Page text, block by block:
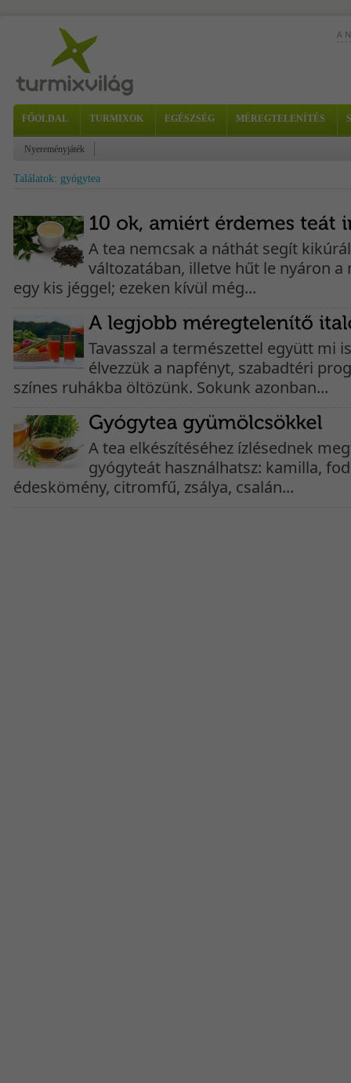
A
FŐOLDAL TURMIXOK EGÉSZSÉG MÉREGTELENÍTÉS
Nyereményjáték
Találatok: gyógytea
A tea nemcsak a náthát segít
változatában, illetve hűt le nyáron a
egy kis jéggel; ezeken kívül még...
Tavasszal a természettel együtt mi
élvezzük a napfényt, szabadtéri
színes ruhákba öltözünk. Sokunk azonban...
A tea elkészítéséhez ízlésednek
gyógyteát használhatsz: kamilla,
édeskömény, citromfű, zsálya, csalán...